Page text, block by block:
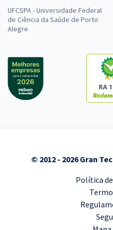
UFCSPA - Universidade Federal
de Ciência da Saúde de Porto
Alegre
RA
© 2012 - 2026 Gran
Política